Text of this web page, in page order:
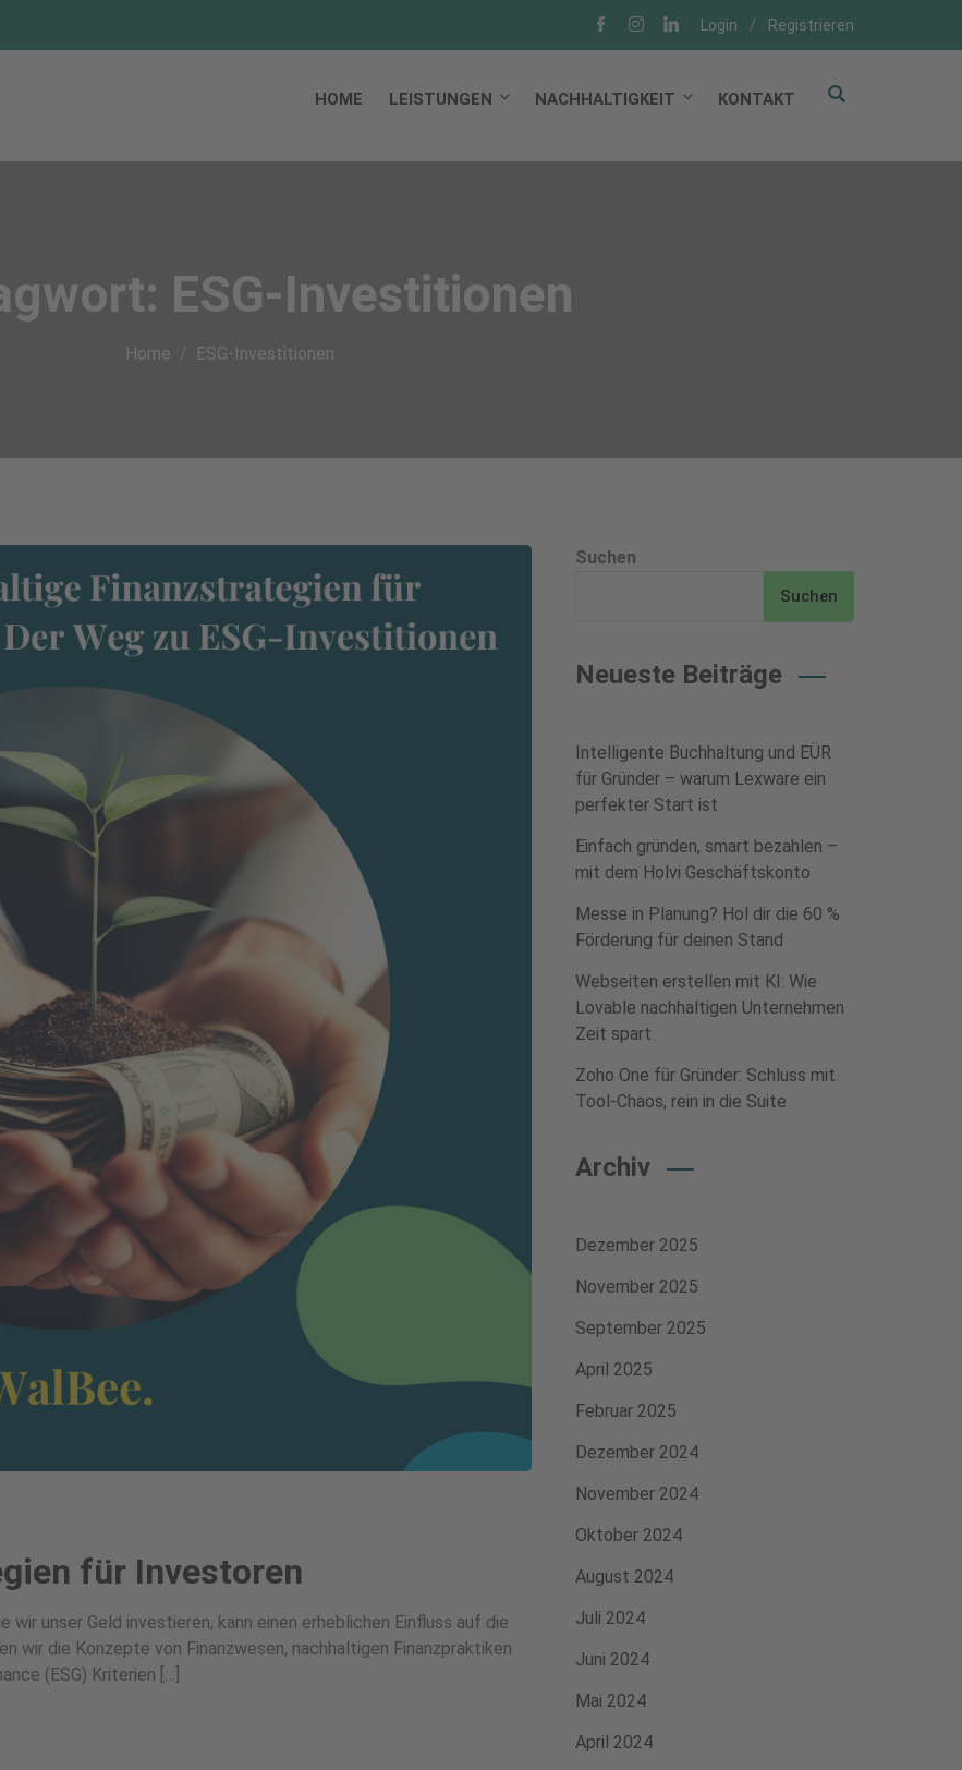
Login / Registrieren
HOME LEISTUNGEN NACHHALTIGKEIT KONTAKT
ESG-Investitionen
Home ESG-Investitionen
für Investoren
wir unser Geld investieren, kann einen erheblichen Einfluss auf die
wir die Konzepte von Finanzwesen, nachhaltigen Finanzpraktiken
(ESG) Kriterien […]
Suchen
Suchen
Neueste Beiträge
Intelligente Buchhaltung und EÜR
für Gründer – warum Lexware ein
perfekter Start ist
Einfach gründen, smart bezahlen –
mit dem Holvi Geschäftskonto
Messe in Planung? Hol dir die 60 %
Förderung für deinen Stand
Webseiten erstellen mit KI: Wie
Lovable nachhaltigen Unternehmen
Zeit spart
Zoho One für Gründer: Schluss mit
Tool-Chaos, rein in die Suite
Archiv
Dezember 2025
November 2025
September 2025
April 2025
Februar 2025
Dezember 2024
November 2024
Oktober 2024
August 2024
Juli 2024
Juni 2024
Mai 2024
April 2024